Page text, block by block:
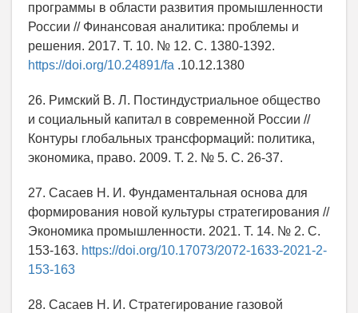
программы в области развития промышленности
России // Финансовая аналитика: проблемы и
решения. 2017. Т. 10. № 12. С. 1380-1392.
https://doi.org/10.24891/fa .10.12.1380
26. Римский В. Л. Постиндустриальное общество
и социальный капитал в современной России //
Контуры глобальных трансформаций: политика,
экономика, право. 2009. Т. 2. № 5. С. 26-37.
27. Сасаев Н. И. Фундаментальная основа для
формирования новой культуры стратегирования //
Экономика промышленности. 2021. Т. 14. № 2. С.
153-163. https://doi.org/10.17073/2072-1633-2021-2-
153-163
28. Сасаев Н. И. Стратегирование газовой